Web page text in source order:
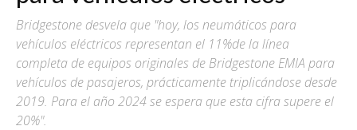
Bridgestone desvela que "hoy, los neumáticos para
vehículos eléctricos representan el 11%de la línea
completa de equipos originales de Bridgestone EMIA para
vehículos de pasajeros, prácticamente triplicándose desde
2019. Para el año 2024 se espera que esta cifra supere el
20%".